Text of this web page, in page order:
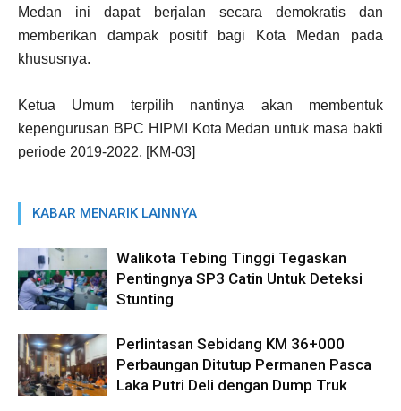
Medan ini dapat berjalan secara demokratis dan
memberikan dampak positif bagi Kota Medan pada
khususnya.
Ketua Umum terpilih nantinya akan membentuk
kepengurusan BPC HIPMI Kota Medan untuk masa bakti
periode 2019-2022. [KM-03]
KABAR MENARIK LAINNYA
Walikota Tebing Tinggi Tegaskan
Pentingnya SP3 Catin Untuk Deteksi
Stunting
Perlintasan Sebidang KM 36+000
Perbaungan Ditutup Permanen Pasca
Laka Putri Deli dengan Dump Truk